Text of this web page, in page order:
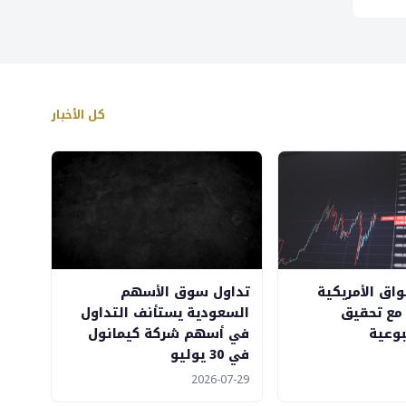
كل الأخبار
الأمريكية
مع تحقيق
تداول سوق الأسهم
السعودية يستأنف التداول
في أسهم شركة كيمانول
في 30 يوليو
2026-07-29